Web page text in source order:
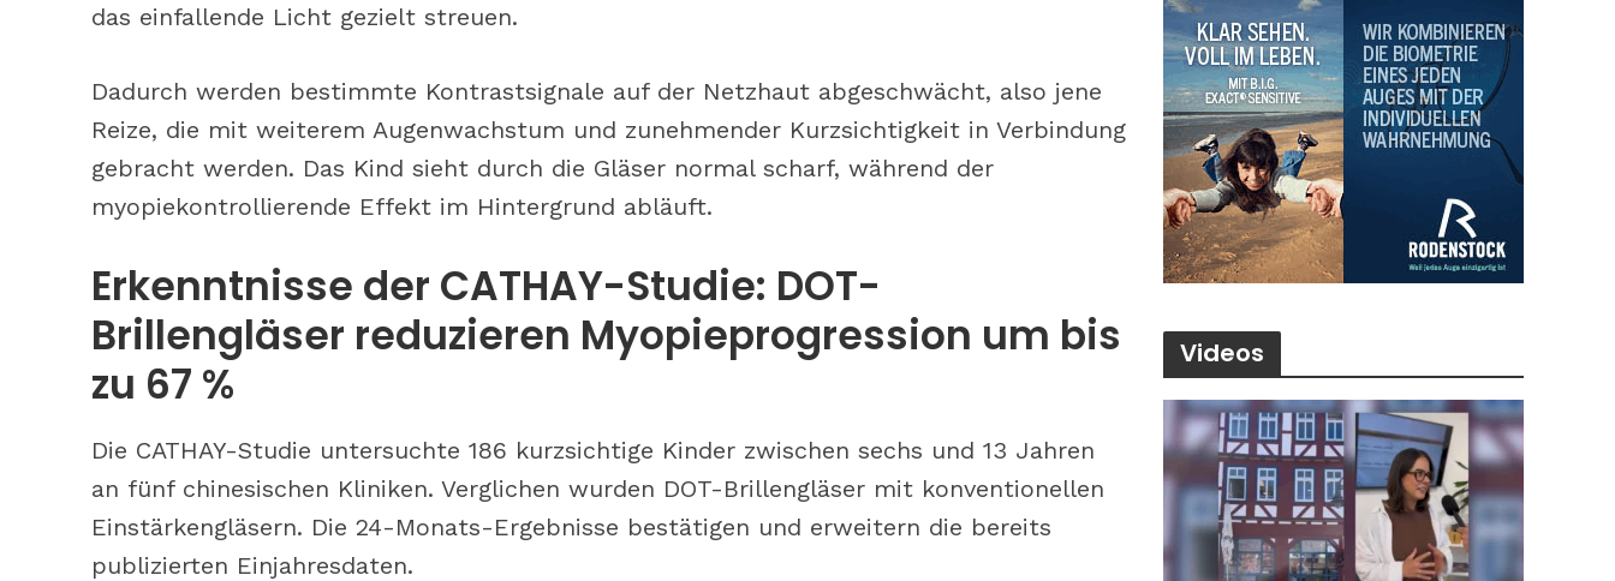
das einfallende Licht gezielt streuen.
Dadurch werden bestimmte Kontrastsignale auf der Netzhaut abgeschwächt, also jene
Reize, die mit weiterem Augenwachstum und zunehmender Kurzsichtigkeit in Verbindung
gebracht werden. Das Kind sieht durch die Gläser normal scharf, während der
myopiekontrollierende Effekt im Hintergrund abläuft.
Erkenntnisse der CATHAY-Studie: DOT-
Brillengläser reduzieren Myopieprogression um bis
zu 67 %
Die CATHAY-Studie untersuchte 186 kurzsichtige Kinder zwischen sechs und 13 Jahren
an fünf chinesischen Kliniken. Verglichen wurden DOT-Brillengläser mit konventionellen
Einstärkengläsern. Die 24-Monats-Ergebnisse bestätigen und erweitern die bereits
publizierten Einjahresdaten.
Videos